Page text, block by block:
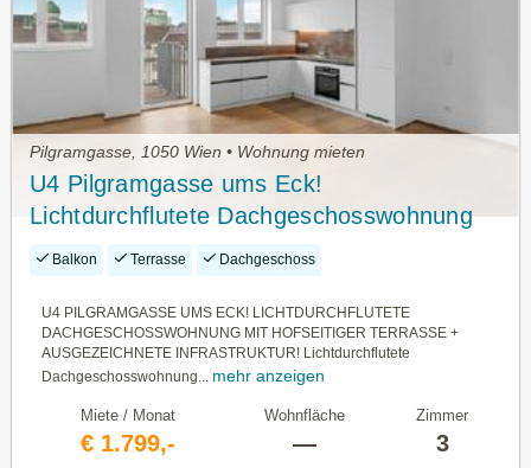
Pilgramgasse, 1050 Wien • Wohnung mieten
U4 Pilgramgasse ums Eck!
Lichtdurchflutete Dachgeschosswohnung
mit hofseitiger Terrasse + ausgezeichnete
Balkon Terrasse Dachgeschoss
U4 PILGRAMGASSE UMS ECK! LICHTDURCHFLUTETE
DACHGESCHOSSWOHNUNG MIT HOFSEITIGER TERRASSE +
AUSGEZEICHNETE INFRASTRUKTUR! Lichtdurchflutete
Dachgeschosswohnung...
mehr anzeigen
Miete / Monat
€ 1.799,-
Wohnfläche
—
Zimmer
3